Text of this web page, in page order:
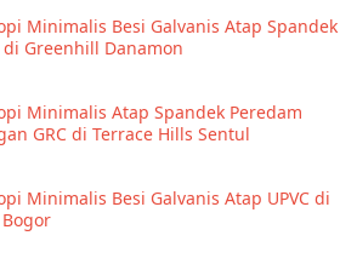
Minimalis Besi Galvanis Atap Spandek
di Greenhill Danamon
Minimalis Atap Spandek Peredam
GRC di Terrace Hills Sentul
Minimalis Besi Galvanis Atap UPVC di
Bogor